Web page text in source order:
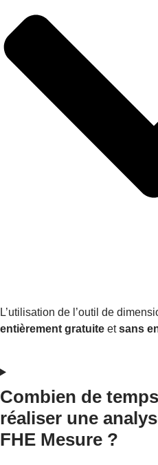
L’utilisation de l’outil de
entièrement gratuite etsans
Combien de
réaliser une
FHE Mesure ?